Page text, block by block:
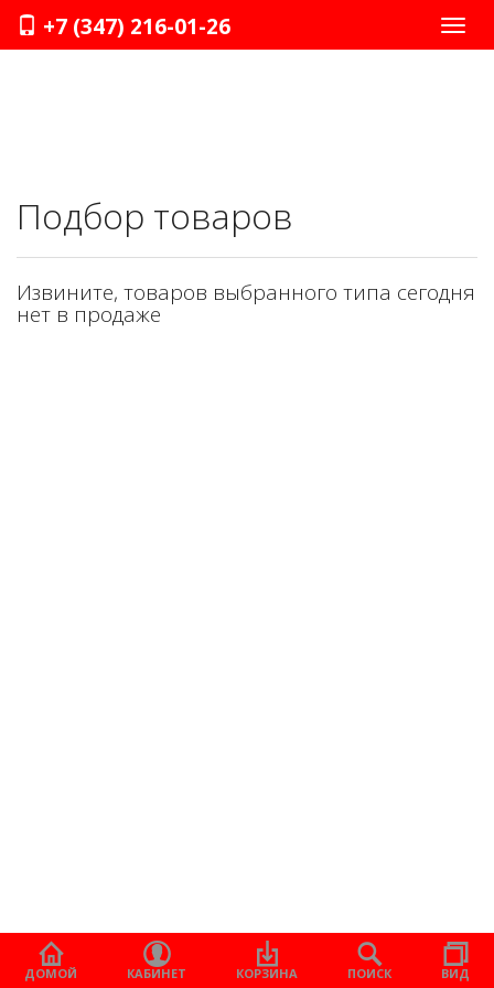
+7 (347) 216-01-26
Подбор товаров
Извините, товаров выбранного типа сегодня
нет в продаже
ДОМОЙ КАБИНЕТ КОРЗИНА ПОИСК ВИД